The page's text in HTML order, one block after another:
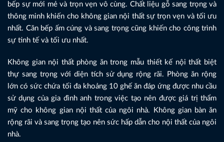
bếp sự mới mẻ và trọn vẹn vô cùng. Chất liệu gỗ sang trọng và
thông minh khiến cho không gian nội thất sự trọn vẹn và tối ưu
nhất. Căn bếp ấm cúng và sang trọng cũng khiến cho công trình
sự tinh tế và tối ưu nhất.
Không gian nội thất phòng ăn trong mẫu thiết kế nội thất biệt
thự sang trọng với diện tích sử dụng rộng rãi. Phòng ăn rộng
lớn có sức chứa tối đa khoảng 10 ghế ăn đáp ứng được nhu cầu
sử dụng của gia đình anh trong việc tạo nên được giá trị thẩm
mỹ cho không gian nội thất của ngôi nhà. Không gian bàn ăn
rộng rãi và sang trọng tạo nên sức hấp dẫn cho nội thất của ngôi
nhà.